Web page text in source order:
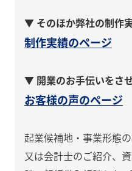
▼ そのほか弊社の制作
制作実績のページ
▼ 開業のお手伝いをさ
お客様の声のページ
起業候補地・事業形態
又は会計士のご紹介、